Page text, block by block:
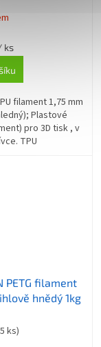
ks
filament 1,75 mm
Plastové
pro 3D tisk , v
TPU
který...
PETG filament
hnědý 1kg
ks)